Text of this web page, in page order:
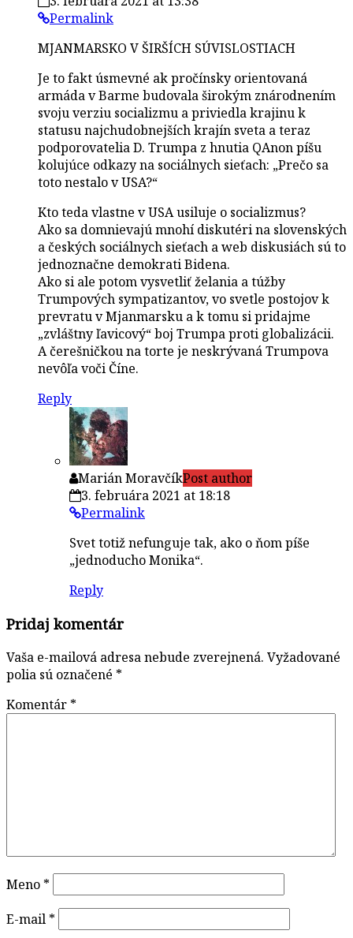
Permalink
MJANMARSKO V ŠIRŠÍCH SÚVISLOSTIACH
Je to fakt úsmevné ak pročínsky orientovaná
armáda v Barme budovala širokým znárodnením
svoju verziu socializmu a priviedla krajinu k
statusu najchudobnejších krajín sveta a teraz
podporovatelia D. Trumpa z hnutia QAnon píšu
kolujúce odkazy na sociálnych sieťach: „Prečo sa
toto nestalo v USA?“
Kto teda vlastne v USA usiluje o socializmus?
Ako sa domnievajú mnohí diskutéri na slovenských
a českých sociálnych sieťach a web diskusiách sú to
jednoznačne demokrati Bidena.
Ako si ale potom vysvetliť želania a túžby
Trumpových sympatizantov, vo svetle postojov k
prevratu v Mjanmarsku a k tomu si pridajme
„zvláštny ľavicový“ boj Trumpa proti globalizácii.
A čerešničkou na torte je neskrývaná Trumpova
nevôľa voči Číne.
Reply
Marián MoravčíkPost author
3. februára 2021 at 18:18
Permalink
Svet totiž nefunguje tak, ako o ňom píše
„jednoducho Monika“.
Reply
Pridaj komentár
Vaša e-mailová adresa nebude zverejnená. Vyžadované
polia sú označené *
Komentár *
Meno *
E-mail *